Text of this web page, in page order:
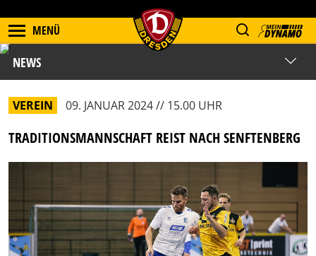
MENÜ
NEWS
VEREIN 09. JANUAR 2024 // 15.00 UHR
TRADITIONSMANNSCHAFT REIST NACH SENFTENBERG